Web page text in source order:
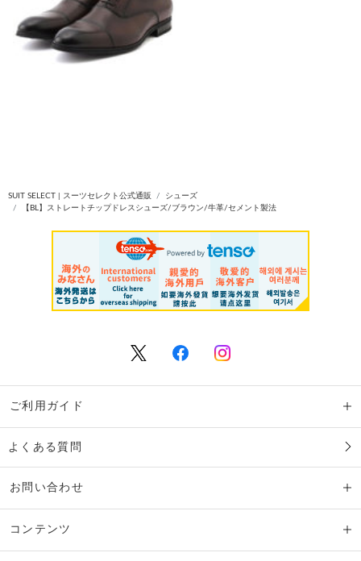
SUIT SELECT | スーツセレクト公式通販
シューズ
【BL】ストレートチップドレスシューズ/ブラウン/牛革/セメント製法
ご利用ガイド
よくある質問
お問い合わせ
コンテンツ